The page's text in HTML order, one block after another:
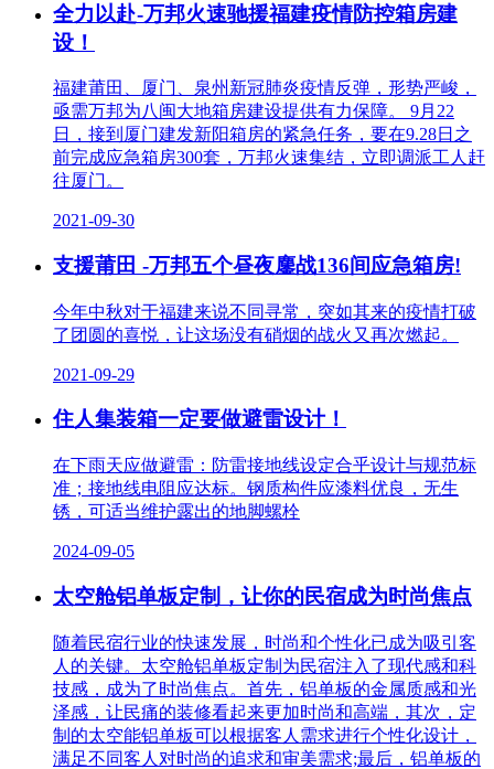
全力以赴-万邦火速驰援福建疫情防控箱房建
设！
福建莆田、厦门、泉州新冠肺炎疫情反弹，形势严峻，
亟需万邦为八闽大地箱房建设提供有力保障。 9月22
日，接到厦门建发新阳箱房的紧急任务，要在9.28日之
前完成应急箱房300套，万邦火速集结，立即调派工人赶
往厦门。
2021-09-30
支援莆田 -万邦五个昼夜鏖战136间应急箱房!
今年中秋对于福建来说不同寻常，突如其来的疫情打破
了团圆的喜悦，让这场没有硝烟的战火又再次燃起。
2021-09-29
住人集装箱一定要做避雷设计！
在下雨天应做避雷：防雷接地线设定合乎设计与规范标
准；接地线电阻应达标。钢质构件应漆料优良，无生
锈，可适当维护露出的地脚螺栓
2024-09-05
太空舱铝单板定制，让你的民宿成为时尚焦点
随着民宿行业的快速发展，时尚和个性化已成为吸引客
人的关键。太空舱铝单板定制为民宿注入了现代感和科
技感，成为了时尚焦点。首先，铝单板的金属质感和光
泽感，让民痛的装修看起来更加时尚和高端，其次，定
制的太空能铝单板可以根据客人需求进行个性化设计，
满足不同客人对时尚的追求和审美需求;最后，铝单板的